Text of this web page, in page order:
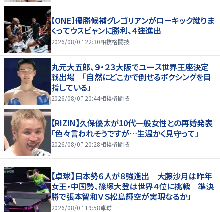
【ONE】優勝候補グレゴリアンがローキック蹴りま
くってウスビャンに勝利、４強進出
2026/08/07 22:30相撲格闘技
丸元大五郎、９・２３大阪でユース世界王座決定
戦出場 「自然にどこかで倒せるボクシングを目
指している」
2026/08/07 20:44相撲格闘技
【RIZIN】久保優太が10代一般女性との再婚発表
「色々言われそうですが…生温かく見守って」
2026/08/07 20:28相撲格闘技
【卓球】日本勢６人が８強進出 大藤沙月は昨年
女王・中国勢、篠塚大登は世界４位に挑戦 準決
勝で張本智和ＶＳ松島輝空が実現なるか」
2026/08/07 19:58卓球